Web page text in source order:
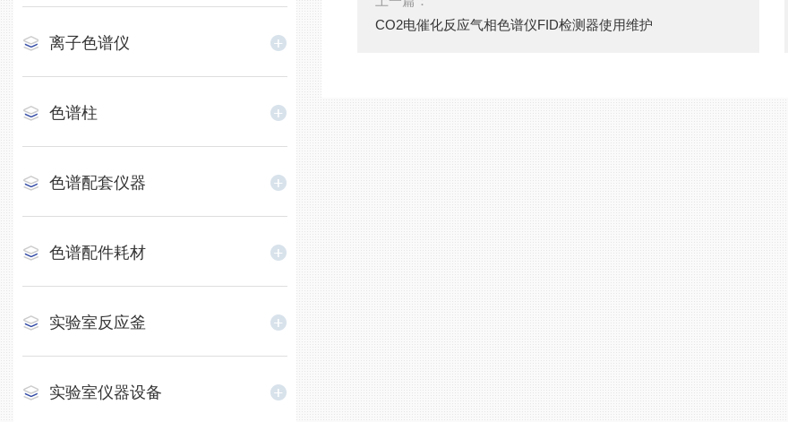
离子色谱仪
色谱柱
色谱配套仪器
色谱配件耗材
实验室反应釜
实验室仪器设备
CO2电催化反应气相色谱仪FID检测器使用维护